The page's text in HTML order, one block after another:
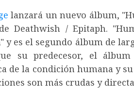
lanzará un nuevo álbum,
Deathwish / Epitaph.
y es el segundo álbum de
su predecesor, el
de la condición humana y
son más crudas y